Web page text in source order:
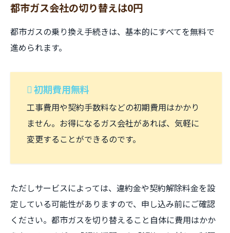
都市ガス会社の切り替えは0円
都市ガスの乗り換え手続きは、基本的にすべてを無料で
進められます。
初期費用無料
工事費用や契約手数料などの初期費用はかかり
ません。お得になるガス会社があれば、気軽に
変更することができるのです。
ただしサービスによっては、違約金や契約解除料金を設
定している可能性がありますので、申し込み前にご確認
ください。都市ガスを切り替えること自体に費用はかか